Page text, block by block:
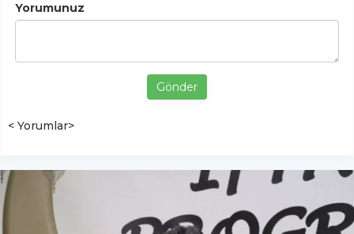
Yorumunuz
Gönder
< Yorumlar>